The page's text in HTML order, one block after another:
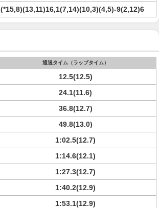
(*15,8)(13,11)16,1(7,14)(10,3)(4,5)-9(2,12)6
通過タイム（ラップタイム）
12.5(12.5)
24.1(11.6)
36.8(12.7)
49.8(13.0)
1:02.5(12.7)
1:14.6(12.1)
1:27.3(12.7)
1:40.2(12.9)
1:53.1(12.9)